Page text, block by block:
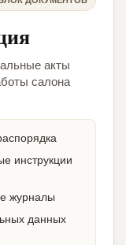
акты
салона
инструкции
журналы
данных